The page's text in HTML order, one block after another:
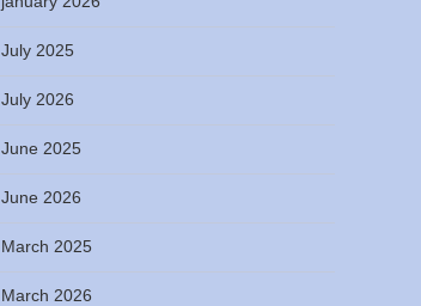
July 2025
July 2026
June 2025
June 2026
March 2025
March 2026